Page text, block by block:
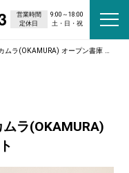
営業時間
9:00～18:00
定休日
土・日・祝
オープン書庫 H1270 ホワイト
ムラ(OKAMURA)